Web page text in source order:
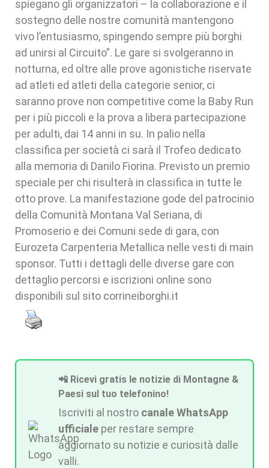
spiegano gli organizzatori – la collaborazione e il
sostegno delle nostre comunità mantengono
vivo l’entusiasmo, spingendo sempre più borghi
ad unirsi al Circuito”. Le gare si svolgeranno in
notturna, ed oltre alle prove agonistiche riservate
ad atleti ed atleti della categorie senior, ci
saranno prove non competitive come la Baby Run
per i più piccoli e la prova a libera partecipazione
per adulti, dai 14 anni in su. In palio nella
classifica per società ci sarà il Trofeo dedicato
alla memoria di Danilo Fiorina. Previsto un premio
speciale per chi risulterà in classifica in tutte le
otto prove. La manifestazione gode del patrocinio
della Comunità Montana Val Seriana, di
Promoserio e dei Comuni sede di gara, con
Eurozeta Carpenteria Metallica nelle vesti di main
sponsor. Tutti i dettagli delle diverse gare con
dettaglio percorsi e iscrizioni online sono
disponibili sul sito corrineiborghi.it
📲 Ricevi gratis le notizie di Montagne &
Paesi sul tuo telefonino!
Iscriviti al nostro canale WhatsApp
ufficiale per restare sempre
aggiornato su notizie e curiosità dalle
valli.